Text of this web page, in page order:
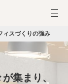
ィスづくりの強み
集まり、